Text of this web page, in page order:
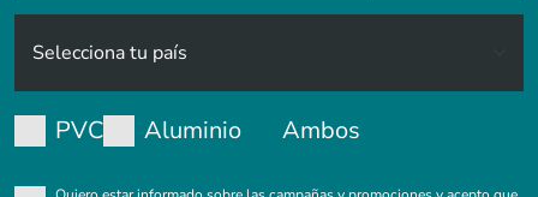
PVC Aluminio Ambos